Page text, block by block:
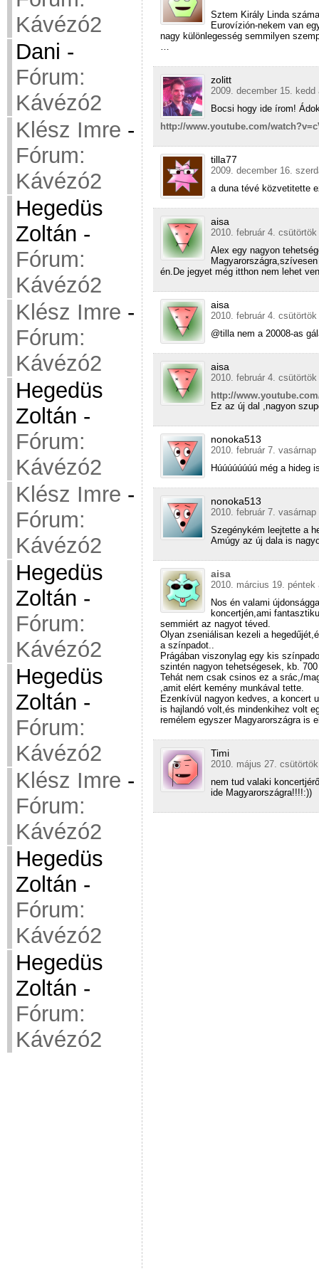
Kávézó2
Dani -
Fórum:
Kávézó2
Klész Imre -
Fórum:
Kávézó2
Hegedüs
Zoltán -
Fórum:
Kávézó2
Klész Imre -
Fórum:
Kávézó2
Hegedüs
Zoltán -
Fórum:
Kávézó2
Klész Imre -
Fórum:
Kávézó2
Hegedüs
Zoltán -
Fórum:
Kávézó2
Hegedüs
Zoltán -
Fórum:
Kávézó2
Klész Imre -
Fórum:
Kávézó2
Hegedüs
Zoltán -
Fórum:
Kávézó2
Hegedüs
Zoltán -
Fórum:
Kávézó2
Sztem Király Linda
Eurovízión-nekem van
nagy különlegesség semmilyen
zolitt
2009. december 15. kedd
Bocsi hogy ide írom!
http://www.youtube.com/
tilla77
2009. december 16.
a duna tévé közvetitette
aisa
2010. február 4.
Alex egy nagyon
én.De jegyet még itthon nem lehet
aisa
2010. február 4.
@tilla nem a 20008-as
aisa
2010. február 4. csütörtök
http://
Ez az új dal ,nagyon
nonoka513
2010. február 7.
Húúúúúúúú még a hideg
nonoka513
2010. február 7.
Szegénykém leejtette a
Amúgy az új dala is
aisa
2010. március 19. péntek
Nos én valami
koncertjén,ami
semmiért az nagyot téved.
Olyan zseniálisan kezeli a
a színpadot..
Prágában viszonylag egy kis
szintén nagyon tehetségesek, kb.
Tehát nem csak csinos ez a srác,/
,amit elért kemény munkával tette.
Ezenkívül nagyon kedves, a koncert
is hajlandó volt,és mindenkihez volt
remélem egyszer Magyarországra is
Timi
2010. május 27.
nem tud valaki
ide Magyarországra!!!!:))